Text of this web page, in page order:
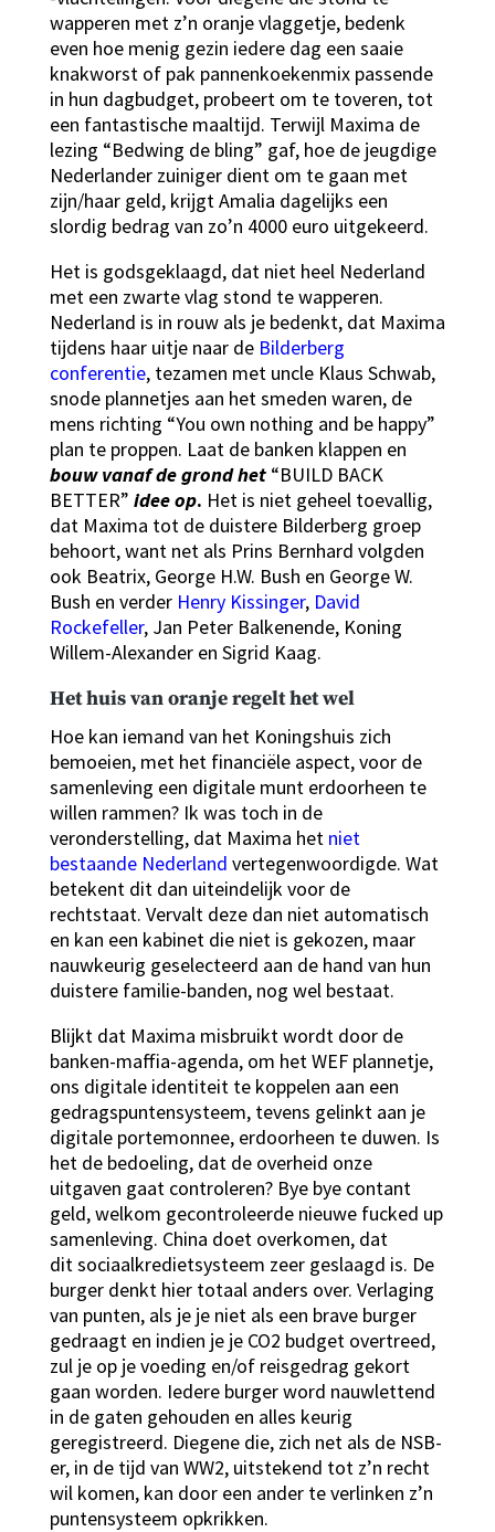
wapperen met z’n oranje vlaggetje, bedenk
even hoe menig gezin iedere dag een saaie
knakworst of pak pannenkoekenmix passende
in hun dagbudget, probeert om te toveren, tot
een fantastische maaltijd. Terwijl Maxima de
lezing “Bedwing de bling” gaf, hoe de jeugdige
Nederlander zuiniger dient om te gaan met
zijn/haar geld, krijgt Amalia dagelijks een
slordig bedrag van zo’n 4000 euro uitgekeerd.
Het is godsgeklaagd, dat niet heel Nederland
met een zwarte vlag stond te wapperen.
Nederland is in rouw als je bedenkt, dat Maxima
tijdens haar uitje naar de Bilderberg
conferentie, tezamen met uncle Klaus Schwab,
snode plannetjes aan het smeden waren, de
mens richting “You own nothing and be happy”
plan te proppen. Laat de banken klappen en
bouw vanaf de grond het “BUILD BACK
BETTER” idee op. Het is niet geheel toevallig,
dat Maxima tot de duistere Bilderberg groep
behoort, want net als Prins Bernhard volgden
ook Beatrix, George H.W. Bush en George W.
Bush en verder Henry Kissinger, David
Rockefeller, Jan Peter Balkenende, Koning
Willem-Alexander en Sigrid Kaag.
Het huis van oranje regelt het wel
Hoe kan iemand van het Koningshuis zich
bemoeien, met het financiële aspect, voor de
samenleving een digitale munt erdoorheen te
willen rammen? Ik was toch in de
veronderstelling, dat Maxima het niet
bestaande Nederland vertegenwoordigde. Wat
betekent dit dan uiteindelijk voor de
rechtstaat. Vervalt deze dan niet automatisch
en kan een kabinet die niet is gekozen, maar
nauwkeurig geselecteerd aan de hand van hun
duistere familie-banden, nog wel bestaat.
Blijkt dat Maxima misbruikt wordt door de
banken-maffia-agenda, om het WEF plannetje,
ons digitale identiteit te koppelen aan een
gedragspuntensysteem, tevens gelinkt aan je
digitale portemonnee, erdoorheen te duwen. Is
het de bedoeling, dat de overheid onze
uitgaven gaat controleren? Bye bye contant
geld, welkom gecontroleerde nieuwe fucked up
samenleving. China doet overkomen, dat
dit sociaalkredietsysteem zeer geslaagd is. De
burger denkt hier totaal anders over. Verlaging
van punten, als je je niet als een brave burger
gedraagt en indien je je CO2 budget overtreed,
zul je op je voeding en/of reisgedrag gekort
gaan worden. Iedere burger word nauwlettend
in de gaten gehouden en alles keurig
geregistreerd. Diegene die, zich net als de NSB-
er, in de tijd van WW2, uitstekend tot z’n recht
wil komen, kan door een ander te verlinken z’n
puntensysteem opkrikken.